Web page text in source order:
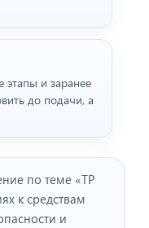
этапы и заранее
до подачи, а
по теме «ТР
к средствам
и